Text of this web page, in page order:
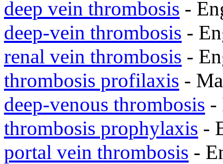
deep vein thrombosis -
deep-vein thrombosis -
renal vein thrombosis -
thrombosis profilaxis -
deep-venous thrombosis -
thrombosis prophylaxis -
portal vein thrombosis -